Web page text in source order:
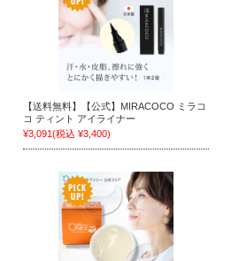
【送料無料】【公式】MIRACOCO ミラコ
コ ティント アイライナー
¥3,091(税込 ¥3,400)